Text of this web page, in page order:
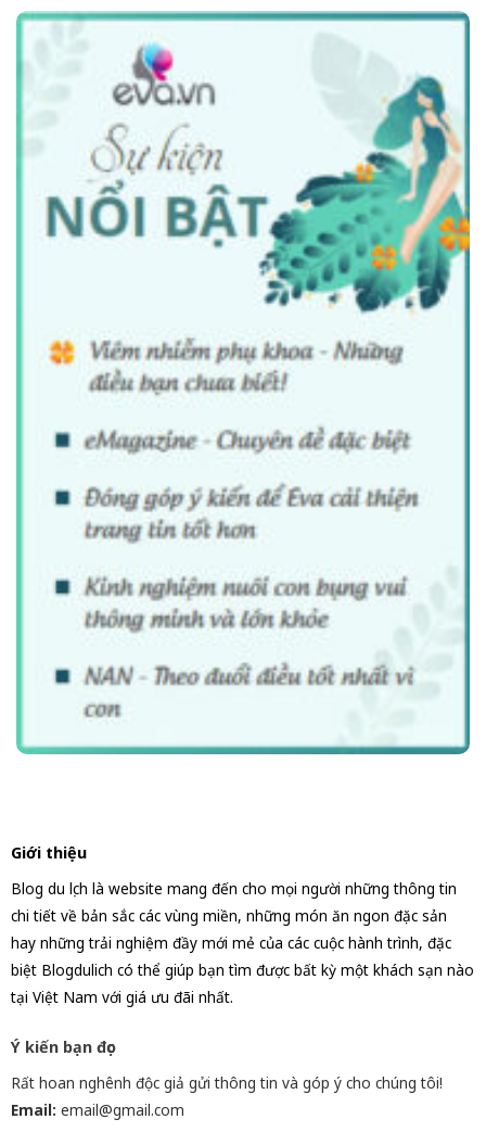
Giới thiệu
Blog du lịch là website mang đến cho mọi người những thông tin
chi tiết về bản sắc các vùng miền, những món ăn ngon đặc sản
hay những trải nghiệm đầy mới mẻ của các cuộc hành trình, đặc
biệt Blogdulich có thể giúp bạn tìm được bất kỳ một khách sạn nào
tại Việt Nam với giá ưu đãi nhất.
Ý kiến bạn đọc
Rất hoan nghênh độc giả gửi thông tin và góp ý cho chúng tôi!
Email: email@gmail.com